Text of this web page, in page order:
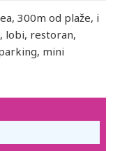
300m od plaže, i
lobi, restoran,
mini